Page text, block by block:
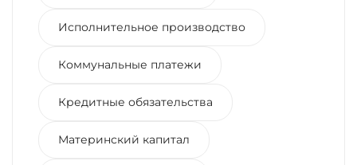
Исполнительное производство
Коммунальные платежи
Кредитные обязательства
Материнский капитал